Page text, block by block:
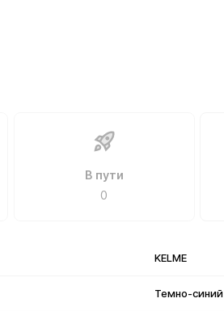
В пути
0
KELME
Темно-синий